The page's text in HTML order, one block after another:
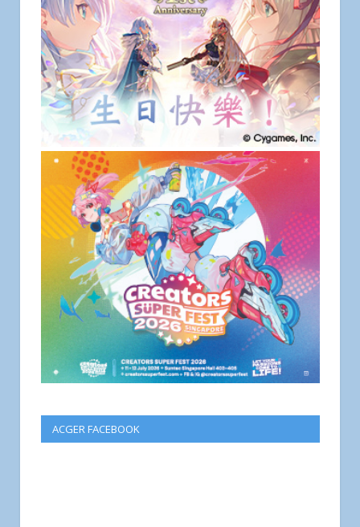
ACGER FACEBOOK